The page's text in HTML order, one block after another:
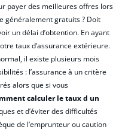
payer des meilleures offres lors
généralement gratuits ? Doit
un délai d’obtention. En ayant
taux d’assurance extérieure.
il existe plusieurs mois
: l’assurance à un critère
alors que si vous
calculer le taux d un
et d’éviter des difficultés
de l’emprunteur ou caution